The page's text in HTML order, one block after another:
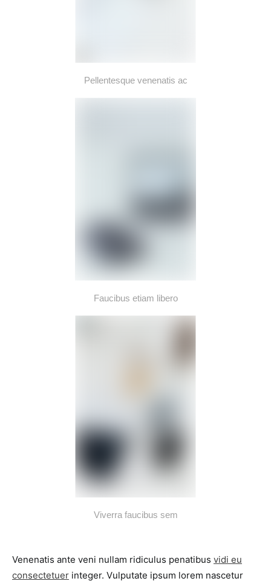
Pellentesque venenatis ac
Faucibus etiam libero
Viverra faucibus sem
Venenatis ante veni nullam ridiculus penatibus vidi eu
consectetuer integer. Vulputate ipsum lorem nascetur